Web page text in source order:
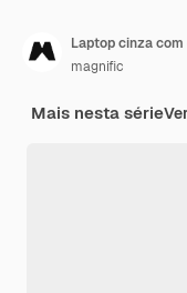
Laptop cinza
magnific
Mais nesta série